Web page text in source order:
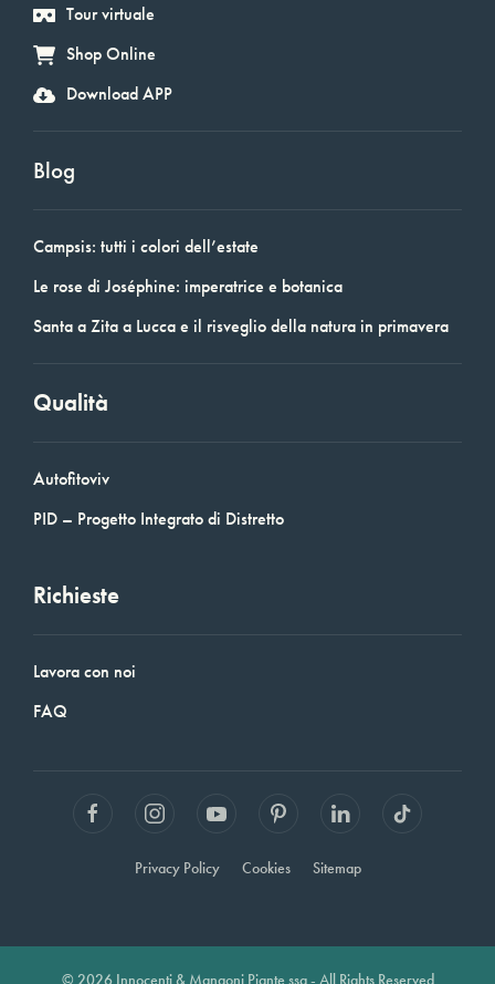
Tour virtuale
Shop Online
Download APP
Blog
Campsis: tutti i colori dell’estate
Le rose di Joséphine: imperatrice e botanica
Santa a Zita a Lucca e il risveglio della natura in primavera
Qualità
Autofitoviv
PID – Progetto Integrato di Distretto
Richieste
Lavora con noi
FAQ
Privacy Policy Cookies Sitemap
© 2026 Innocenti & Mangoni Piante ssa - All Rights Reserved